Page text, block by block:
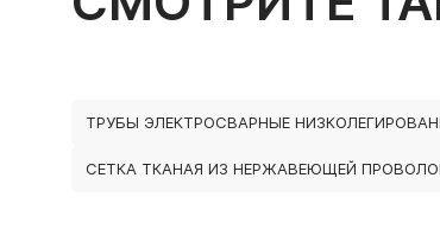
ТРУБЫ ЭЛЕКТРОСВАРНЫЕ
СЕТКА ТКАНАЯ ИЗ НЕРЖАВЕЮЩЕЙ